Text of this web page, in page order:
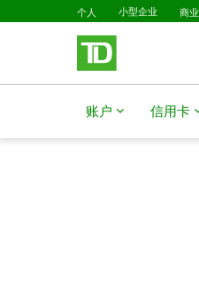
跳转到主要内容
个人 小型企业 已选择商业
账户 信用卡